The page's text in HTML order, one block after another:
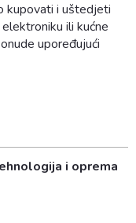
kupovati i uštedjeti
ili kućne
upoređujući
i oprema